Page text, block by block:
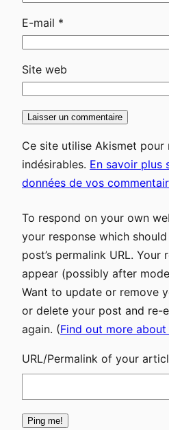
E-mail *
Site web
Ce site utilise Akismet pour
indésirables. En savoir plus
données de vos
To respond on your own
your response which
post’s permalink URL. Your
appear (possibly after
Want to update or remove
or delete your post and re-
again. (Find out more about
URL/Permalink of your